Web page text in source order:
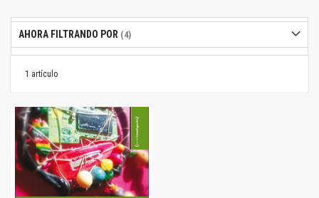
1 artículo
AHORA FILTRANDO POR